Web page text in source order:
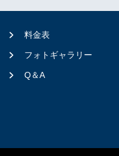
料金表
フォトギャラリー
Q＆A